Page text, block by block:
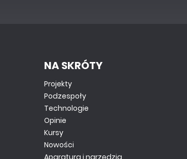
NA SKRÓTY
Projekty
Podzespoły
Technologie
Opinie
Kursy
Nowości
Aparatura i narzędzia